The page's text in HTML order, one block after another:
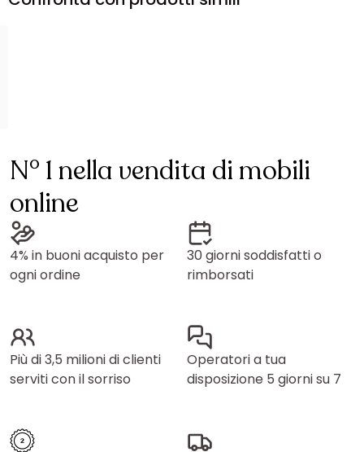
N° 1 nella vendita di mobili
online
4% in buoni acquisto per
ogni ordine
30 giorni soddisfatti o
rimborsati
Più di 3,5 milioni di clienti
serviti con il sorriso
Operatori a tua
disposizione 5 giorni su 7